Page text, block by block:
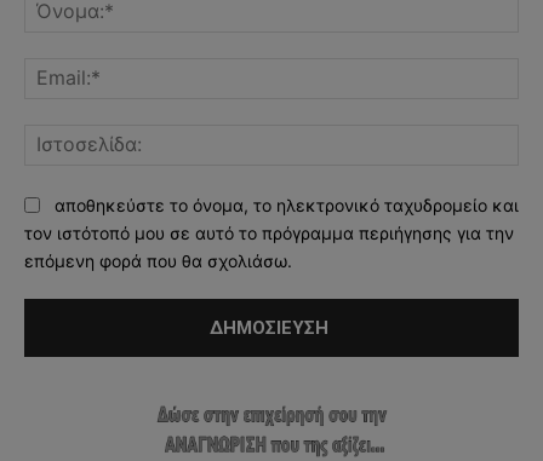
αποθηκεύστε το όνομα, το ηλεκτρονικό ταχυδρομείο και
τον ιστότοπό μου σε αυτό το πρόγραμμα περιήγησης για την
επόμενη φορά που θα σχολιάσω.